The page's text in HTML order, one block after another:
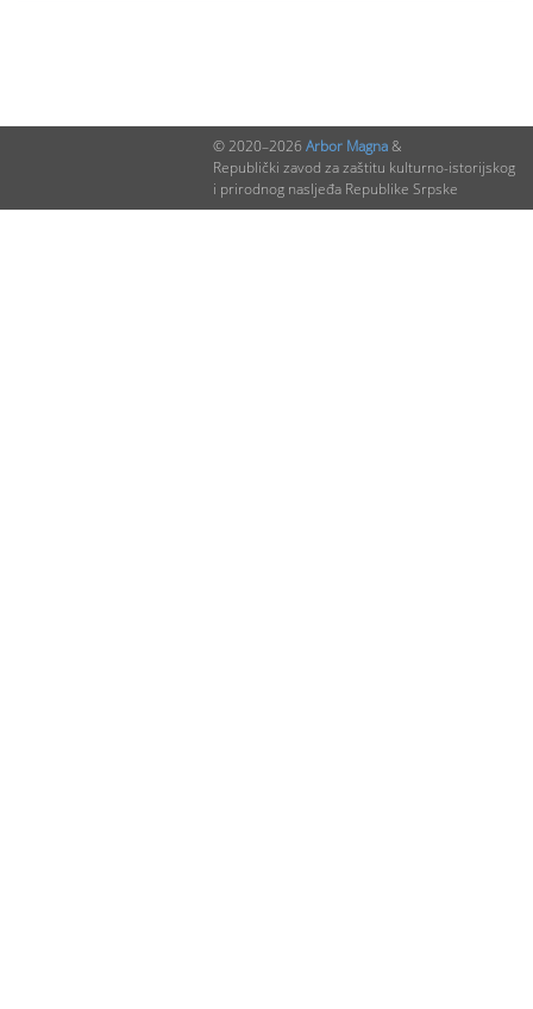
© 2020–2026 Arbor Magna&
Republički zavod za zaštitu kulturno-istorijskog
i prirodnog nasljeđa Republike Srpske